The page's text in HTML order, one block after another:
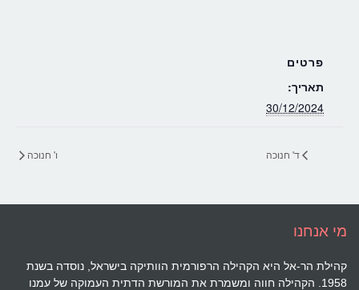
פרטים
תאריך:
30/12/2024
ד' חנוכה ו' חנוכה
מי אנחנו
קהילת הר-אל היא הקהילה הרפורמית הוותיקה בישראל, נוסדה בשנת
1958. הקהילה חווה ומשמרת את המורשת הדתית העמוקה של עמנו